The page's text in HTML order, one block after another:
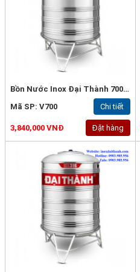
Bồn Nước Inox Đại Thành 700L Đứng - Inox 316
Mã SP: V700
Chi tiết
3,840,000 VNĐ Đặt hàng